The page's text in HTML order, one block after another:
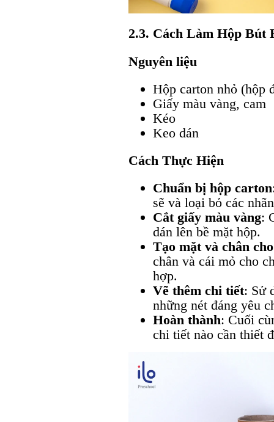
2.3. Cách Làm Hộp Bút
Nguyên liệu
Hộp carton nhỏ (hộp
Giấy màu vàng, cam
Kéo
Keo dán
Cách Thực Hiện
Chuẩn bị hộp carton
sẽ và loại bỏ các
Cắt giấy màu vàng:
dán lên bề mặt hộp.
Tạo mặt và chân
chân và cái mỏ cho
hợp.
Vẽ thêm chi tiết: Sử
những nét đáng yêu
Hoàn thành: Cuối
chi tiết nào cần thiết